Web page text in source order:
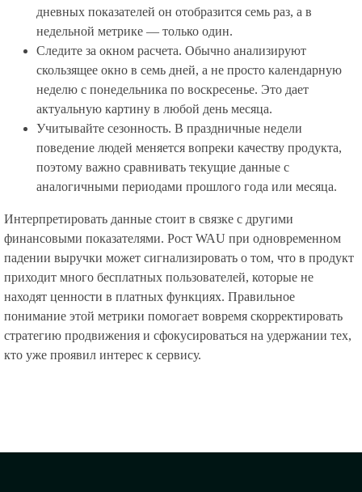
дневных показателей он отобразится семь раз, а в
недельной метрике — только один.
Следите за окном расчета. Обычно анализируют
скользящее окно в семь дней, а не просто календарную
неделю с понедельника по воскресенье. Это дает
актуальную картину в любой день месяца.
Учитывайте сезонность. В праздничные недели
поведение людей меняется вопреки качеству продукта,
поэтому важно сравнивать текущие данные с
аналогичными периодами прошлого года или месяца.
Интерпретировать данные стоит в связке с другими
финансовыми показателями. Рост WAU при одновременном
падении выручки может сигнализировать о том, что в продукт
приходит много бесплатных пользователей, которые не
находят ценности в платных функциях. Правильное
понимание этой метрики помогает вовремя скорректировать
стратегию продвижения и сфокусироваться на удержании тех,
кто уже проявил интерес к сервису.